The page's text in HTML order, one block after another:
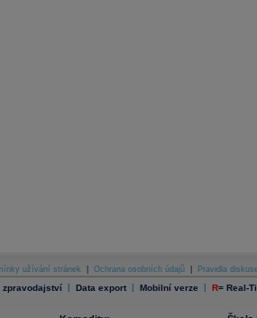
užívání stránek Ochrana osobních údajů Pravidla
zpravodajství | Data export | Mobilní verze | R= Real-